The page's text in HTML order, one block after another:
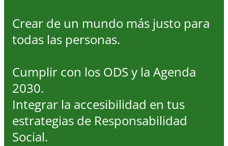
Crear de un mundo más justo para
todas las personas.
Cumplir con los ODS y la Agenda
2030.
Integrar la accesibilidad en tus
estrategias de Responsabilidad
Social.